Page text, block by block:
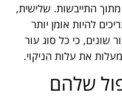
התייבשות. שלישית,
להיות אומן יותר
שונים, כי כל סוג עור
את עלות הניקוי.
שלהם